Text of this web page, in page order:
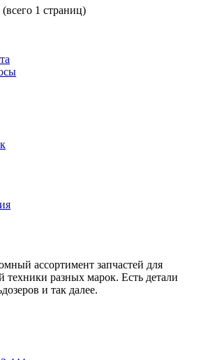
1 страниц)
ассортимент запчастей для
техники разных марок. Есть детали
и так далее.